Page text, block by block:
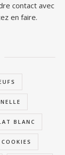
contact avec
en faire.
BLANC
COOKIES